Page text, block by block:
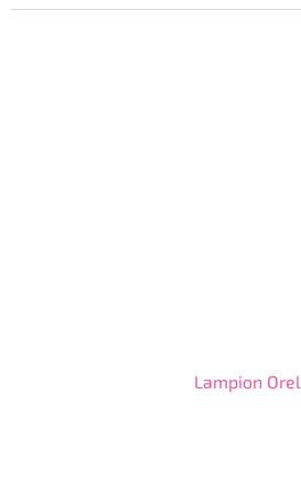
Lampion Orel